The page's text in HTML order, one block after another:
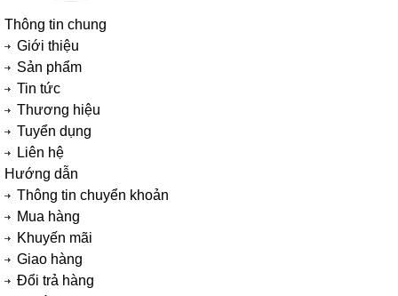
Thông tin chung
Giới thiệu
Sản phẩm
Tin tức
Thương hiệu
Tuyển dụng
Liên hệ
Hướng dẫn
Thông tin chuyển khoản
Mua hàng
Khuyến mãi
Giao hàng
Đổi trả hàng